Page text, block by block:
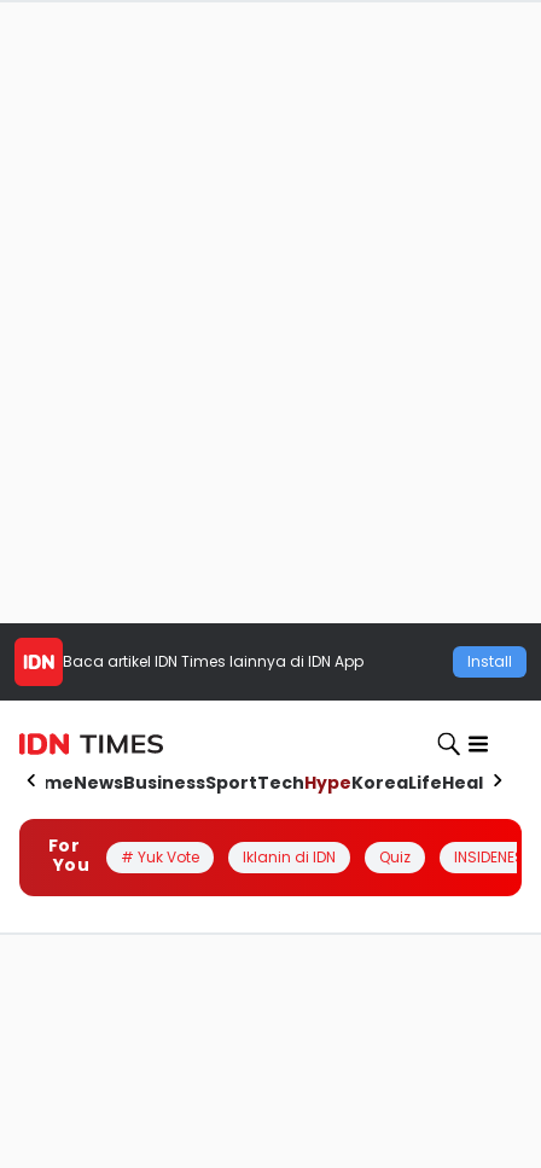
Baca artikel IDN Times lainnya di IDN App Install
HomeNewsBusinessSportTechHypeKoreaLifeHealth
For
You
# Yuk Vote Iklanin di IDN Quiz INSIDENESIA